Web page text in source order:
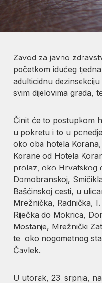
Zavod za javno
početkom idućeg
adulticidnu
svim dijelovima grada,
Činit će to postupkom
u pokretu i to u
oko oba hotela
Korane od Hotela
prolaz, oko Hrvatskog
Domobranskoj,
Bašćinskoj cesti, u
Mrežnička, Radnička,
Riječka do Mokrica,
Mostanje, Mrežnički
te oko nogometnog
Čavlek.
U utorak, 23. srpnja,